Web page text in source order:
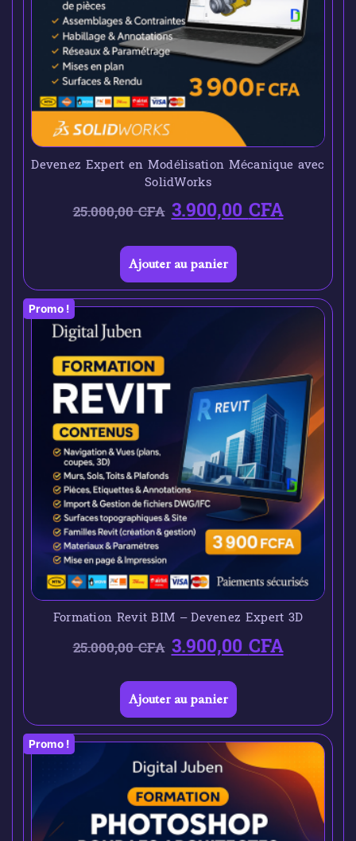
Devenez Expert en Modélisation Mécanique avec
SolidWorks
25.000,00CFA 3.900,00CFA
Ajouter au panier
Promo !
Formation Revit BIM – Devenez Expert 3D
25.000,00CFA 3.900,00CFA
Ajouter au panier
Promo !